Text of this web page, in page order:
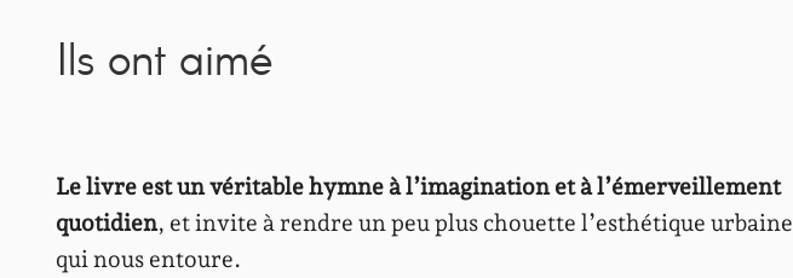
Ils ont aimé
Le livre est un véritable hymne à l’imagination et à l’émerveillement
quotidien, et invite à rendre un peu plus chouette l’esthétique urbaine
qui nous entoure.